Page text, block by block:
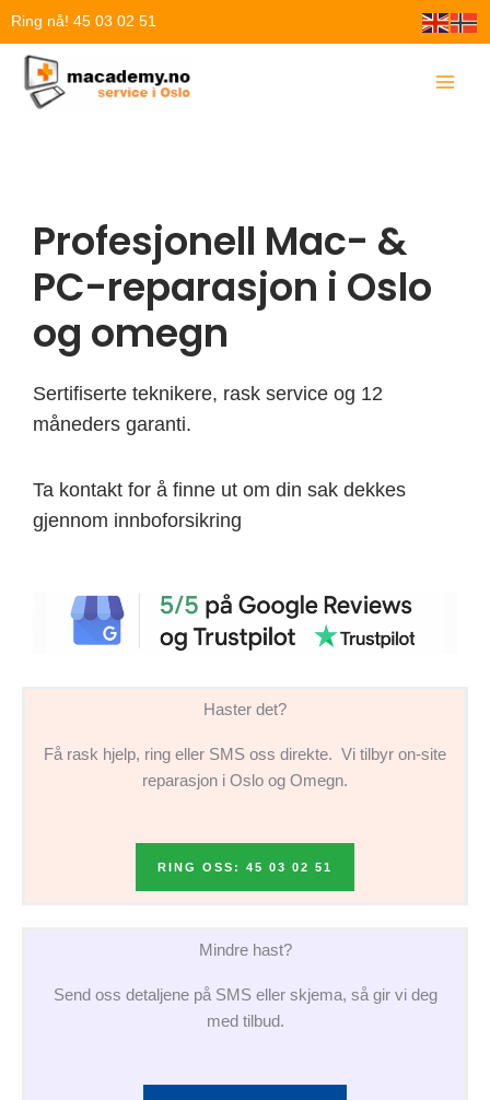
Hopp
innholdet
Ring nå! 45 03 02 51
Profesjonell Mac- &
PC-reparasjon i Oslo
og omegn
Sertifiserte teknikere, rask service og 12
måneders garanti.
Ta kontakt for å finne ut om din sak dekkes
gjennom innboforsikring
Haster det?
Få rask hjelp, ring eller SMS oss direkte. Vi tilbyr on-site
reparasjon i Oslo og Omegn.
RING OSS: 45 03 02 51
Mindre hast?
Send oss detaljene på SMS eller skjema, så gir vi deg
med tilbud.